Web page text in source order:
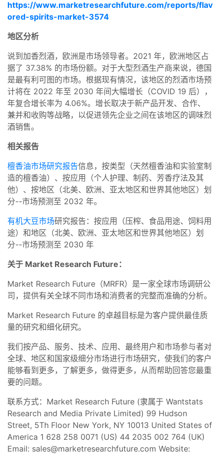
https://www.marketresearchfuture.com/reports/flav
ored-spirits-market-3574
地区分析
说到加香烈酒，欧洲是市场领导者。2021 年，欧洲地区占
据了 37.38% 的市场份额。对于大型烈酒生产商来说，德国
是最有利可图的市场。根据现有情况，该地区的烈酒市场预
计将在 2022 年至 2030 年间大幅增长（COVID 19 后），
年复合增长率为 4.06%。增长取决于新产品开发、合作、
兼并和收购等战略，以促进领先企业之间在该地区的调味烈
酒销售。
相关报告
檀香油市场研究报告信息，按类型（天然檀香油和实验室制
造的檀香油）、按应用（个人护理、制药、芳香疗法及其
他）、按地区（北美、欧洲、亚太地区和世界其他地区）划
分--市场预测至 2032 年。
有机大豆市场研究报告：按应用（压榨、食品用途、饲料用
途）和地区（北美、欧洲、亚太地区和世界其他地区）划
分--市场预测至 2030 年
关于 Market Research Future：
Market Research Future（MRFR）是一家全球市场调研公
司，提供有关全球不同市场和消费者的完整而准确的分析。
Market Research Future 的卓越目标是为客户提供最佳质
量的研究和细化研究。
我们按产品、服务、技术、应用、最终用户和市场参与者对
全球、地区和国家级细分市场进行市场研究，使我们的客户
能够看到更多，了解更多，做得更多，从而帮助回答您最重
要的问题。
联系方式：Market Research Future (隶属于 Wantstats
Research and Media Private Limited) 99 Hudson
Street, 5Th Floor New York, NY 10013 United States of
America 1 628 258 0071 (US) 44 2035 002 764 (UK)
Email: sales@marketresearchfuture.com Website: